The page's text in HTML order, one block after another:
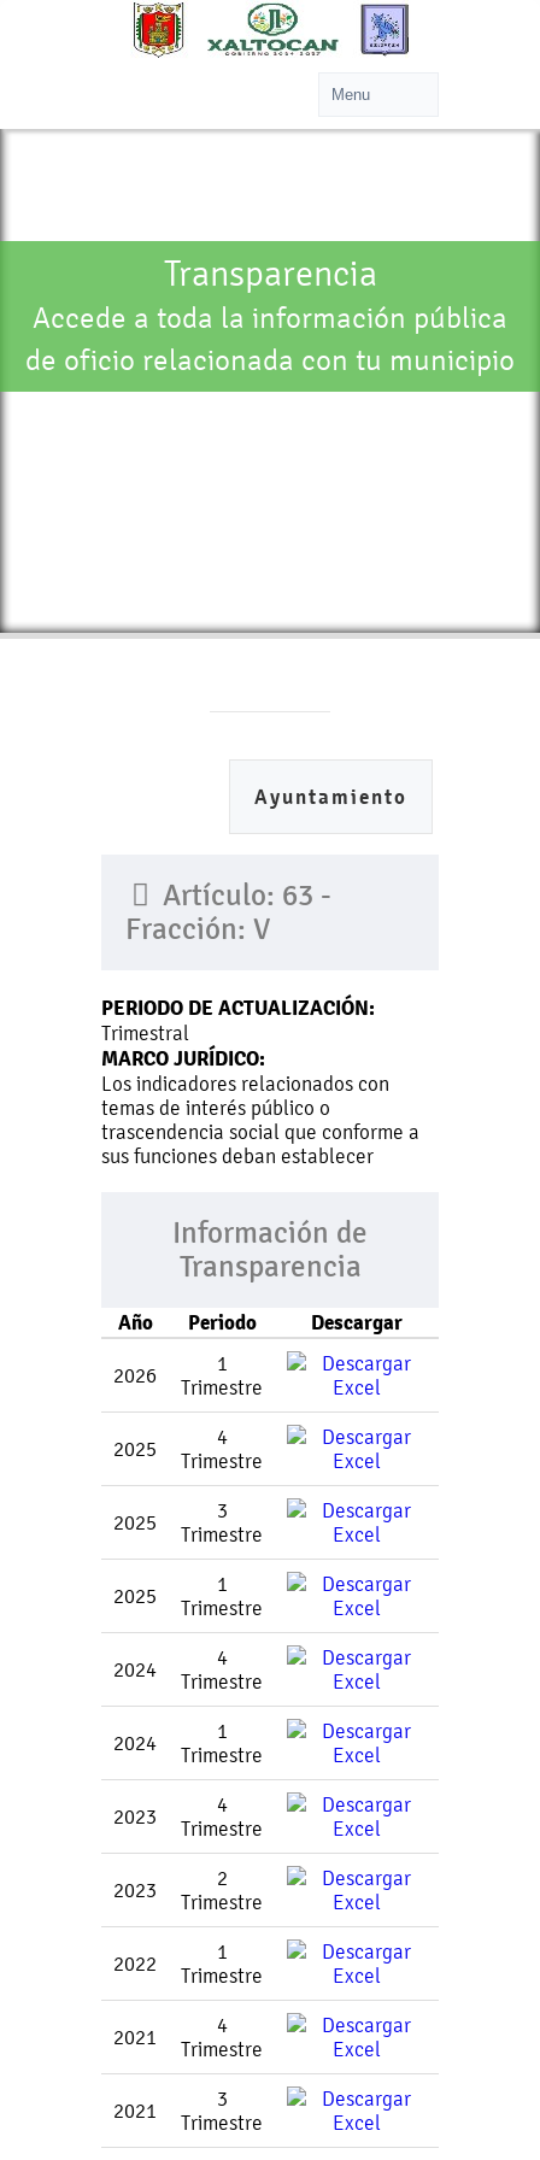
Transparencia
Accede a toda la información pública
de oficio relacionada con tu municipio
Ayuntamiento
Artículo: 63 -
Fracción: V
PERIODO DE ACTUALIZACIÓN:
Trimestral
MARCO JURÍDICO:
Los indicadores relacionados con
temas de interés público o
trascendencia social que conforme a
sus funciones deban establecer
Información de
Transparencia
Año Periodo Descargar
2026
1
Trimestre
2025
4
Trimestre
2025
3
Trimestre
2025
1
Trimestre
2024
4
Trimestre
2024
1
Trimestre
2023
4
Trimestre
2023
2
Trimestre
2022
1
Trimestre
2021
4
Trimestre
2021
3
Trimestre